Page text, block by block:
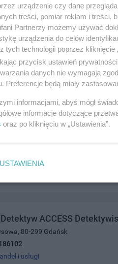
- growshop
2, 83-110 Tczew
ACCESS
80-299 Gdańsk
i usługi
urządzenie czy dane
treści, pomiar reklam i treści,
Partnerzy możemy używać
urządzenia do celów
tych technologii poprzez
przycisk ustawień
danych nie wymagają
Preferencje będą miały
informacjami, abyś mógł
informacje dotyczące
oraz po kliknięciu w „Ustawienia”.
USTAWIENIA